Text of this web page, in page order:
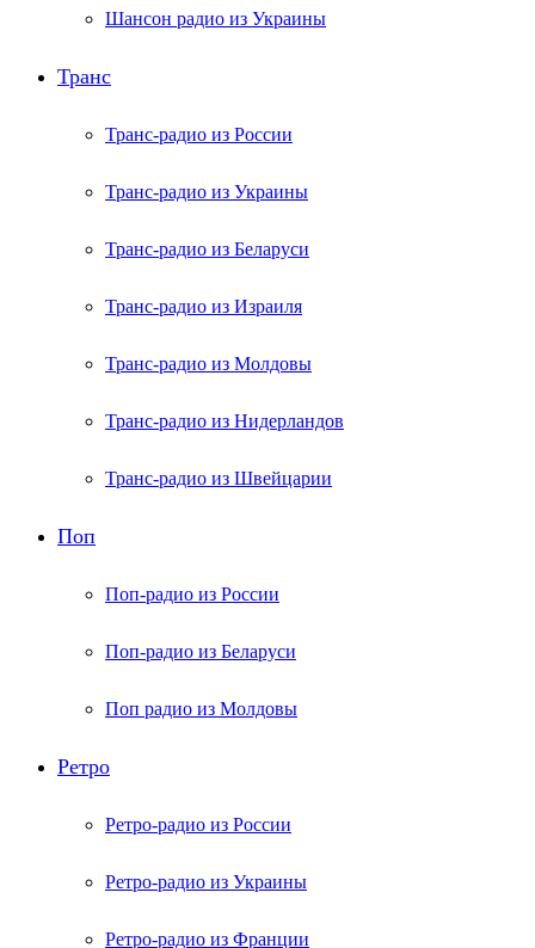
Шансон радио из Украины
Транс
Транс-радио из России
Транс-радио из Украины
Транс-радио из Беларуси
Транс-радио из Израиля
Транс-радио из Молдовы
Транс-радио из Нидерландов
Транс-радио из Швейцарии
Поп
Поп-радио из России
Поп-радио из Беларуси
Поп радио из Молдовы
Ретро
Ретро-радио из России
Ретро-радио из Украины
Ретро-радио из Франции